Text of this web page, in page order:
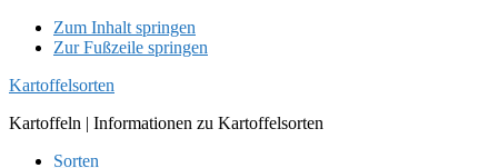
Zum Inhalt springen
Zur Fußzeile springen
Kartoffelsorten
Kartoffeln | Informationen zu Kartoffelsorten
Sorten